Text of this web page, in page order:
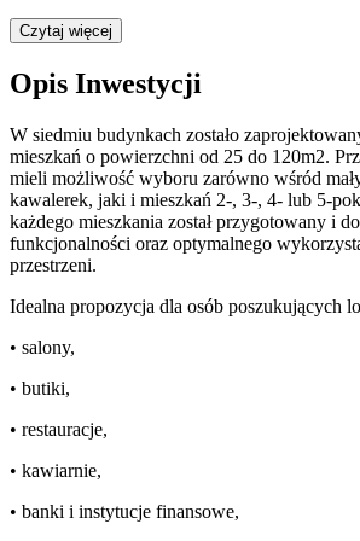
Czytaj więcej
Opis Inwestycji
W siedmiu budynkach zostało
mieszkań o powierzchni od 25 do 120m2.
mieli możliwość wyboru zarówno wśród
kawalerek, jaki i mieszkań 2-, 3-, 4- lub 5-
każdego mieszkania został przygotowany i
funkcjonalności oraz optymalnego
przestrzeni.
Idealna propozycja dla osób poszukujących
• salony,
• butiki,
• restauracje,
• kawiarnie,
• banki i instytucje finansowe,